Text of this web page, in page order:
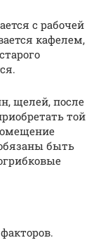
с рабочей
кафелем,
щелей, после
той
быть